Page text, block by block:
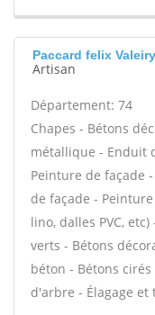
Paccard felix Valeiry
Artisan
Département: 74
Chapes - Bétons
métallique - Enduit
Peinture de façade
de façade -
lino, dalles PVC,
verts - Bétons
béton - Bétons
d'arbre - Élagage et